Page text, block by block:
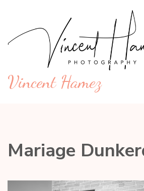
contenu
Vincent Hamez
Mariage